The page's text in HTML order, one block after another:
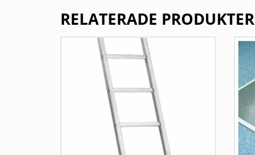
RELATERADE PRODUKTER